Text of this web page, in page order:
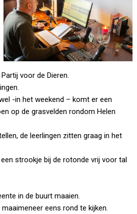
voor de Dieren.
-in het weekend – komt er een
op de grasvelden rondom Helen
de leerlingen zitten graag in het
strookje bij de rotonde vrij voor tal
in de buurt maaien.
eens rond te kijken.